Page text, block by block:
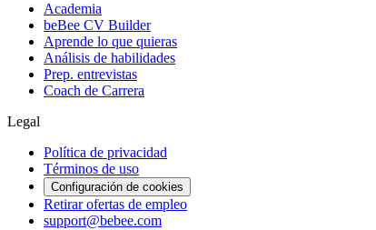
Academia
beBee CV Builder
Aprende lo que quieras
Análisis de habilidades
Prep. entrevistas
Coach de Carrera
Legal
Política de privacidad
Términos de uso
Configuración de cookies
Retirar ofertas de empleo
support@bebee.com